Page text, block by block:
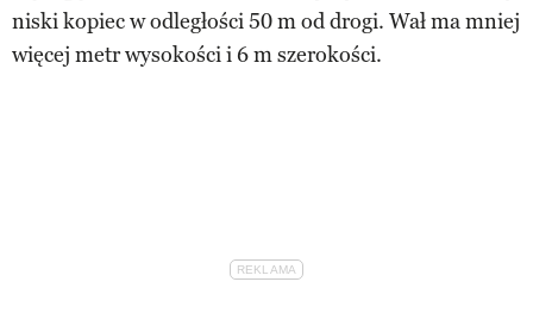
niski kopiec w odległości 50 m od drogi. Wał ma mniej
więcej metr wysokości i 6 m szerokości.